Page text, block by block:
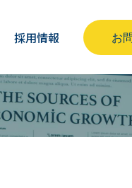
採用情報 お